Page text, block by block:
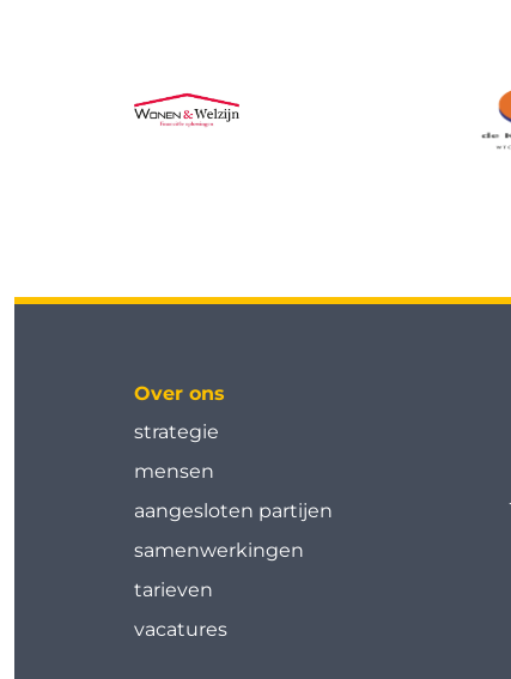
Over ons
strategie
mensen
aangesloten partijen
samenwerkingen
tarieven
vacatures